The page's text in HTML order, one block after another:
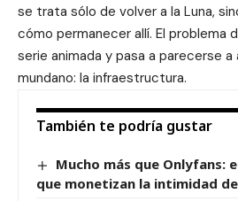
se trata sólo de volver a la Luna,
cómo permanecer allí. El problema
serie animada y pasa a parecerse a
mundano: la infraestructura.
También te podría gustar
Mucho más que Onlyfans:
que monetizan la intimidad